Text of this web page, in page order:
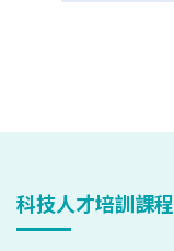
科技人才培訓課程